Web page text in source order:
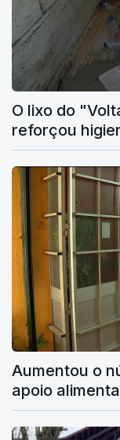
O lixo do
reforçou
Aumentou o
apoio